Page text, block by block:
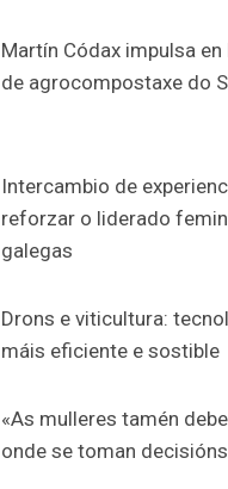
Martín Códax impulsa
de agrocompostaxe do
Intercambio de
reforzar o liderado
galegas
Drons e viticultura:
máis eficiente e sostible
«As mulleres tamén
onde se toman